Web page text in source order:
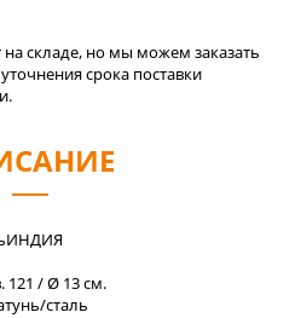
складе, но мы можем заказать
срока поставки
ИНДИЯ
121 / Ø 13 см.
сталь